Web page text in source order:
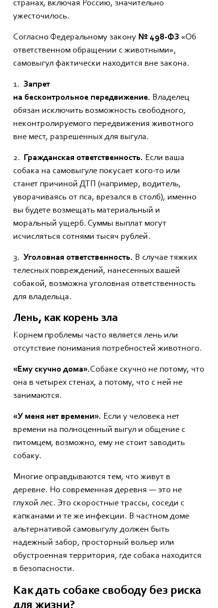
странах, включая Россию, значительно
ужесточилось.
Согласно Федеральному закону № 498-ФЗ «Об
ответственном обращении с животными»,
самовыгул фактически находится вне закона.
1. Запрет
на бесконтрольное передвижение. Владелец
обязан исключить возможность свободного,
неконтролируемого передвижения животного
вне мест, разрешенных для выгула.
2. Гражданская ответственность. Если ваша
собака на самовыгуле покусает кого-то или
станет причиной ДТП (например, водитель,
уворачиваясь от пса, врезался в столб), именно
вы будете возмещать материальный и
моральный ущерб. Суммы выплат могут
исчисляться сотнями тысяч рублей.
3. Уголовная ответственность. В случае тяжких
телесных повреждений, нанесенных вашей
собакой, возможна уголовная ответственность
для владельца.
Лень, как корень зла
Корнем проблемы часто является лень или
отсутствие понимания потребностей животного.
«Ему скучно дома».Собаке скучно не потому, что
она в четырех стенах, а потому, что с ней не
занимаются.
«У меня нет времени». Если у человека нет
времени на полноценный выгул и общение с
питомцем, возможно, ему не стоит заводить
собаку.
Многие оправдываются тем, что живут в
деревне. Но современная деревня — это не
глухой лес. Это скоростные трассы, соседи с
капканами и те же инфекции. В частном доме
альтернативой самовыгулу должен быть
надежный забор, просторный вольер или
обустроенная территория, где собака находится
в безопасности.
Как дать собаке свободу без риска
для жизни?